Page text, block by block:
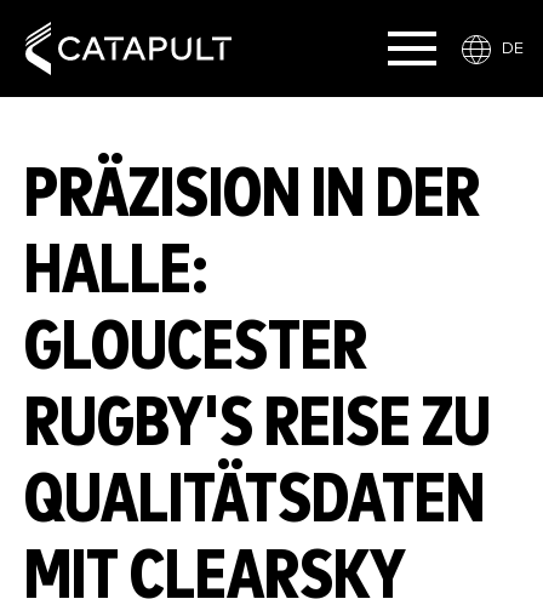
DE
PRÄZISION IN DER
HALLE:
GLOUCESTER
RUGBY'S REISE ZU
QUALITÄTSDATEN
MIT CLEARSKY